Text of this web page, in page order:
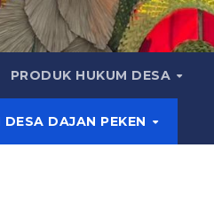
PRODUK HUKUM DESA
DAJAN PEKEN